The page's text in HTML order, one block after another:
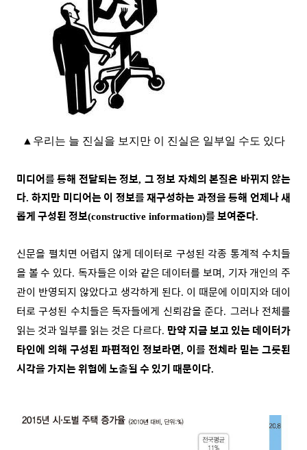
▲ 우리는 늘 진실을 보지만 이 진실은 일부일 수도 있다
미디어를 통해 전달되는 정보, 그 정보 자체의 본질은 바뀌지 않는
다.하지만 미디어는 이 정보를 재구성하는 과정을 통해 언제나 새
롭게 구성된 정보(constructive information)를 보여준다.
신문을 펼치면 어렵지 않게 데이터로 구성된 각종 통계적 수치들
을 볼 수 있다. 독자들은 이와 같은 데이터를 보며, 기자 개인의 주
관이 반영되지 않았다고 생각하게 된다. 이 때문에 이미지와 데이
터로 구성된 수치들은 독자들에게 신뢰감을 준다. 그러나 전체를
읽는 것과 일부를 읽는 것은 다르다. 만약 지금 보고 있는 데이터가
타인에 의해 구성된 파편적인 정보라면, 이를 전체라 믿는 그릇된
시각을 가지는 위험에 노출될 수 있기 때문이다.